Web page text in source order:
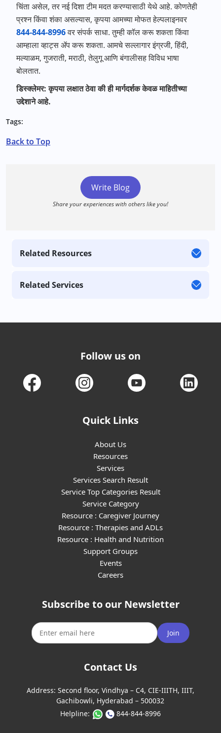
चिंता असेल, तर नई दिशा टीम मदत करण्यासाठी येथे आहे. कोणतेही
प्रश्न किंवा शंका असल्यास, कृपया आमच्या मोफत हेल्पलाइनवर
844-844-8996वर संपर्क साधा. तुम्ही कॉल करू शकता किंवा
आम्हाला व्हाट्स ॲप करू शकता. आमचे सल्लागार इंग्रजी, हिंदी,
मल्याळम, गुजराती, मराठी, तेलुगू आणि बंगालीसह विविध भाषा
बोलतात.
डिस्क्लेमर: कृपया लक्षात ठेवा की ही मार्गदर्शक केवळ माहितीच्या
उद्देशाने आहे.
Tags:
Back to Top
Write Blog
Share your experiences with others like you!
Related Resources
Related Services
Follow us on
Quick Links
About Us
Resources
Services
Services Search Result
Service Top Categories Result
Service Category
Resource : Caregiver Journey
Resource : Therapies and ADLs
Resource : Health and Nutrition
Support Groups
Events
Careers
Subscribe to our Newsletter
Join
Contact Us
Address: Second floor, Vindhya – C4, CIE-IIITH, IIIT,
Gachibowli, Hyderabad – 500032
Helpline:
844-844-8996